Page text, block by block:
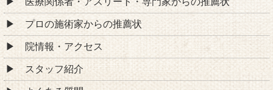
猫背・姿勢矯正
骨盤矯正・産後骨盤矯正
坐骨神経痛
ぎっくり腰